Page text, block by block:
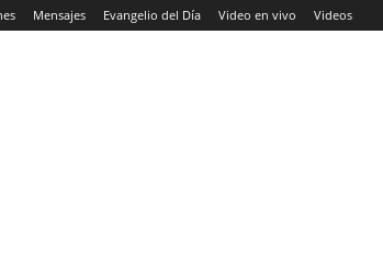
Mensajes Evangelio del Día Video en vivo Videos